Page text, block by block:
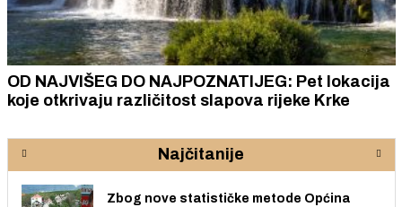
OD NAJVIŠEG DO NAJPOZNATIJEG: Pet lokacija
koje otkrivaju različitost slapova rijeke Krke
Najčitanije
Zbog nove statističke metode Općina